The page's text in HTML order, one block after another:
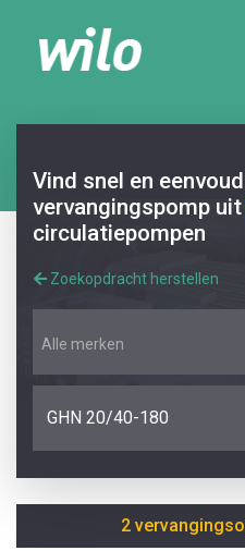
Vind snel en
vervangingspomp uit
circulatiepompen
Zoekopdracht herstellen
Alle merken
GHN 20/40-180
2